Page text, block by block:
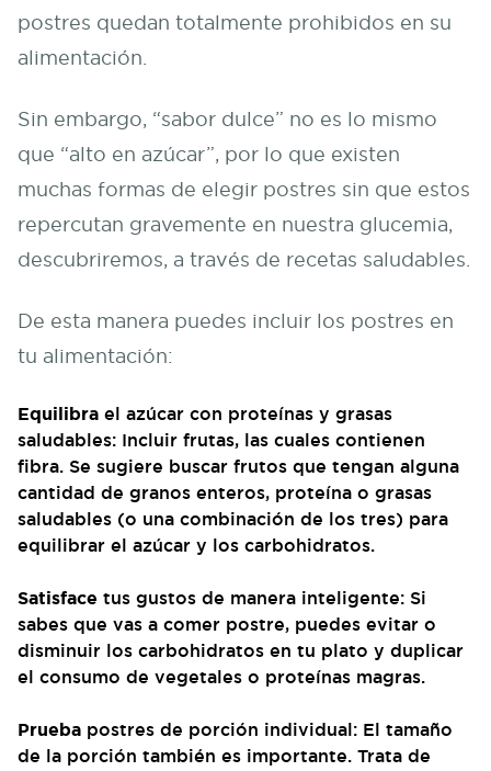
postres quedan totalmente prohibidos en su
alimentación.
Sin embargo, “sabor dulce” no es lo mismo
que “alto en azúcar”, por lo que existen
muchas formas de elegir postres sin que estos
repercutan gravemente en nuestra glucemia,
descubriremos, a través de recetas saludables.
De esta manera puedes incluir los postres en
tu alimentación:
Equilibra el azúcar con proteínas y grasas
saludables: Incluir frutas, las cuales contienen
fibra. Se sugiere buscar frutos que tengan alguna
cantidad de granos enteros, proteína o grasas
saludables (o una combinación de los tres) para
equilibrar el azúcar y los carbohidratos.
Satisface tus gustos de manera inteligente: Si
sabes que vas a comer postre, puedes evitar o
disminuir los carbohidratos en tu plato y duplicar
el consumo de vegetales o proteínas magras.
Prueba postres de porción individual: El tamaño
de la porción también es importante. Trata de